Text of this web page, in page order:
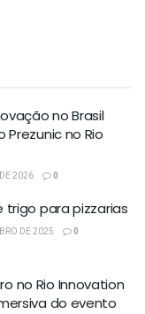
no Brasil
no Rio
2026 0
trigo para pizzarias
DE 2025 0
no Rio Innovation
do evento